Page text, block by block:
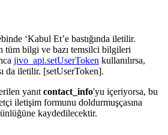
‘Kabul Et’e bastığında iletilir.
tüm bilgi ve bazı temsilci bilgileri
jivo_api.setUserToken kullanılırsa,
da iletilir. [setUserToken].
yanıtcontact_info'yu içeriyorsa, bu
iletişim formunu doldurmuşçasına
kaydedilecektir.